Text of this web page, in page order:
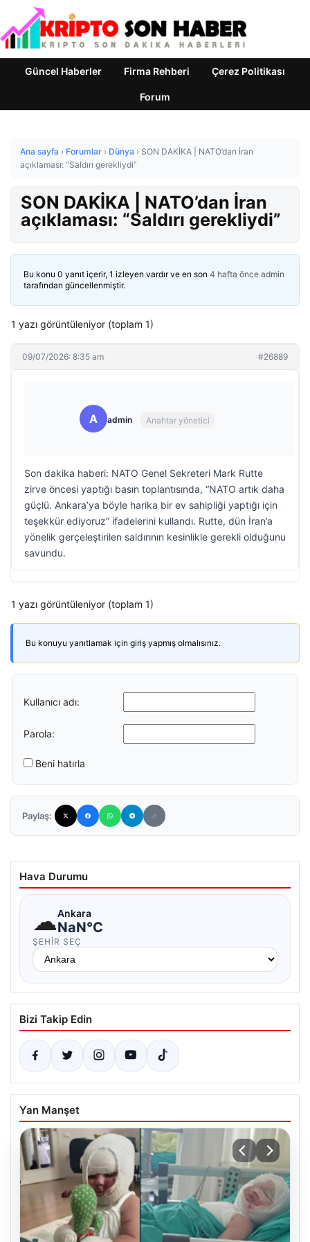
Güncel Haberler Firma Rehberi Çerez Politikası
Forum
Ana sayfa › Forumlar › Dünya › SON DAKİKA | NATO’dan İran
açıklaması: “Saldırı gerekliydi”
SON DAKİKA | NATO’dan İran
açıklaması: “Saldırı gerekliydi”
Bu konu 0 yanıt içerir, 1 izleyen vardır ve en son 4 hafta önce admin
tarafından güncellenmiştir.
1 yazı görüntüleniyor (toplam 1)
09/07/2026: 8:35 am #26889
A admin Anahtar yönetici
Son dakika haberi: NATO Genel Sekreteri Mark Rutte
zirve öncesi yaptığı basın toplantısında, “NATO artık daha
güçlü. Ankara’ya böyle harika bir ev sahipliği yaptığı için
teşekkür ediyoruz” ifadelerini kullandı. Rutte, dün İran’a
yönelik gerçeleştirilen saldırının kesinlikle gerekli olduğunu
savundu.
1 yazı görüntüleniyor (toplam 1)
Bu konuyu yanıtlamak için giriş yapmış olmalısınız.
Kullanıcı adı:
Parola:
Beni hatırla
Paylaş:
Hava Durumu
☁Ankara
NaN°C
ŞEHIR SEÇ
Bizi Takip Edin
Yan Manşet